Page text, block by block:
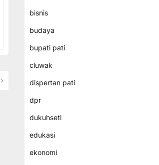
bisnis
budaya
bupati pati
cluwak
dispertan pati
dpr
dukuhseti
edukasi
ekonomi